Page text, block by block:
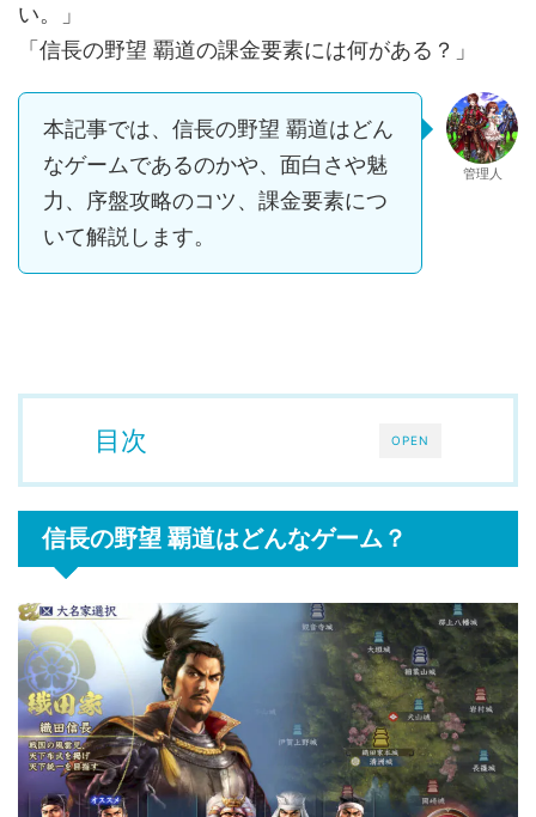
い。」
「信長の野望 覇道の課金要素には何がある？」
本記事では、信長の野望 覇道はどん
なゲームであるのかや、面白さや魅
力、序盤攻略のコツ、課金要素につ
いて解説します。
管理人
OPEN
目次
信長の野望 覇道はどんなゲーム？